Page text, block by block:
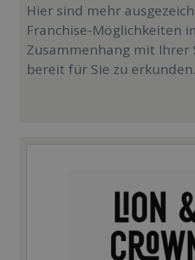
Hier sind mehr
Franchise-Möglichkeiten
Zusammenhang mit Ihrer
bereit für Sie zu erkunden.